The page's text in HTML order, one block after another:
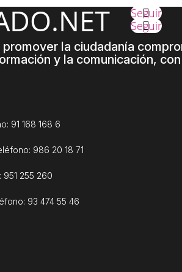
Seguir
Seguir
la ciudadanía
y la comunicación,
91 168 168 6
986 20 18 71
255 260
93 474 55 46